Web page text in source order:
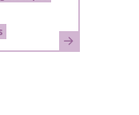
En savoir plus